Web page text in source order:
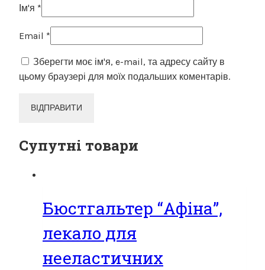
Ім'я *
Email *
Зберегти моє ім'я, e-mail, та адресу сайту в
цьому браузері для моїх подальших коментарів.
Супутні товари
Бюстгальтер “Афіна”,
лекало для
нееластичних